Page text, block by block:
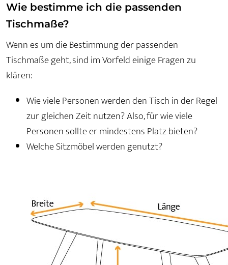
Wie bestimme ich die passenden
Tischmaße?
Wenn es um die Bestimmung der passenden
Tischmaße geht, sind im Vorfeld einige Fragen zu
klären:
Wie viele Personen werden den Tisch in der Regel
zur gleichen Zeit nutzen? Also, für wie viele
Personen sollte er mindestens Platz bieten?
Welche Sitzmöbel werden genutzt?